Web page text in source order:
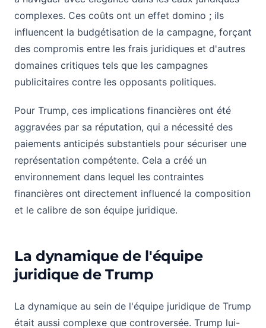
complexes. Ces coûts ont un effet domino ; ils
influencent la budgétisation de la campagne, forçant
des compromis entre les frais juridiques et d'autres
domaines critiques tels que les campagnes
publicitaires contre les opposants politiques.
Pour Trump, ces implications financières ont été
aggravées par sa réputation, qui a nécessité des
paiements anticipés substantiels pour sécuriser une
représentation compétente. Cela a créé un
environnement dans lequel les contraintes
financières ont directement influencé la composition
et le calibre de son équipe juridique.
La dynamique de l'équipe
juridique de Trump
La dynamique au sein de l'équipe juridique de Trump
était aussi complexe que controversée. Trump lui-